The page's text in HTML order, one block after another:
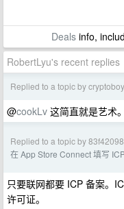
Dealsinfo,
RobertLyu's recent replies
Replied to a topic by cryptoboy
@cookLv 这简直就是艺术。
Replied to a topic by
在 App Store Connect 填写
只要联网都要 ICP 备案。
许可证。